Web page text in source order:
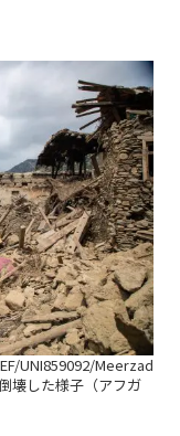
UNI859092/Meerzad
壊した様子（アフガ